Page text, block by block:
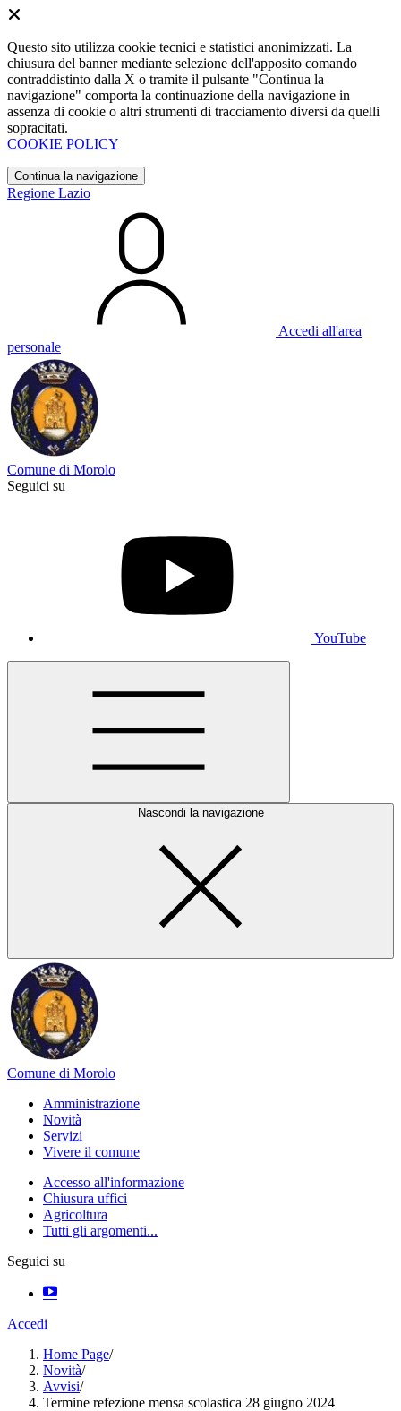
Questo sito utilizza cookie tecnici e statistici anonimizzati. La
chiusura del banner mediante selezione dell'apposito comando
contraddistinto dalla X o tramite il pulsante "Continua la
navigazione" comporta la continuazione della navigazione in
assenza di cookie o altri strumenti di tracciamento diversi da quelli
sopracitati.
COOKIE POLICY
Continua la navigazione
Regione Lazio
Accedi all'area
personale
Comune di Morolo
Seguici su
YouTube
Nascondi la navigazione
Comune di Morolo
Amministrazione
Novità
Servizi
Vivere il comune
Accesso all'informazione
Chiusura uffici
Agricoltura
Tutti gli argomenti...
Seguici su
Accedi
Home Page/
Novità/
Avvisi/
Termine refezione mensa scolastica 28 giugno 2024